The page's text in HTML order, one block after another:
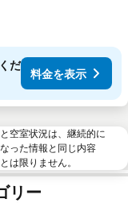
だ
料金を表示
空室状況は、継続的に
った情報と同じ内容
は限りません。
リー